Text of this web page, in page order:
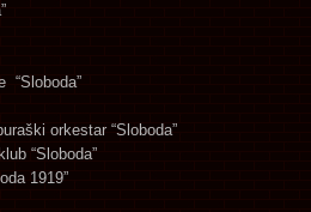
“Sloboda”
orkestar “Sloboda”
“Sloboda”
1919”